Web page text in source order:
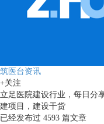
筑医台资讯
+关注
立足医院建设行业，每日分
建项目，建设干货
已经发布过 4593 篇文章